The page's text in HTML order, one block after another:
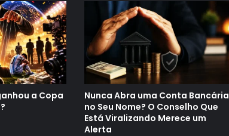
s
i
d
e
n
c
i
a
l
d
e
G
a Copa
Nunca Abra uma Conta Bancária
no Seu Nome? O Conselho Que
Está Viralizando Merece um
Alerta